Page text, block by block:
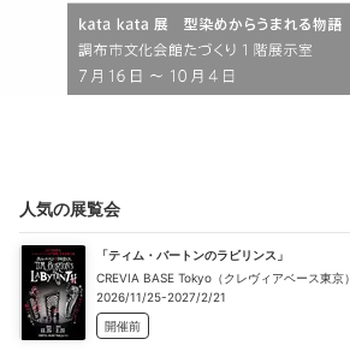
人気の展覧会
「ティム・バートンのラビリンス」
CREVIA BASE Tokyo（クレヴィアベース東京）
2026/11/25-2027/2/21
開催前